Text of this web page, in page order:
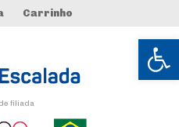
Abrir
Carrinho
filiada